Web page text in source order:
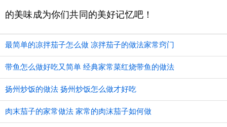
的美味成为你们共同的美好记忆吧！
最简单的凉拌茄子怎么做 凉拌茄子的做法家常窍门
带鱼怎么做好吃又简单 经典家常菜红烧带鱼的做法
扬州炒饭的做法 扬州炒饭怎么做才好吃
肉末茄子的家常做法 家常的肉沫茄子如何做